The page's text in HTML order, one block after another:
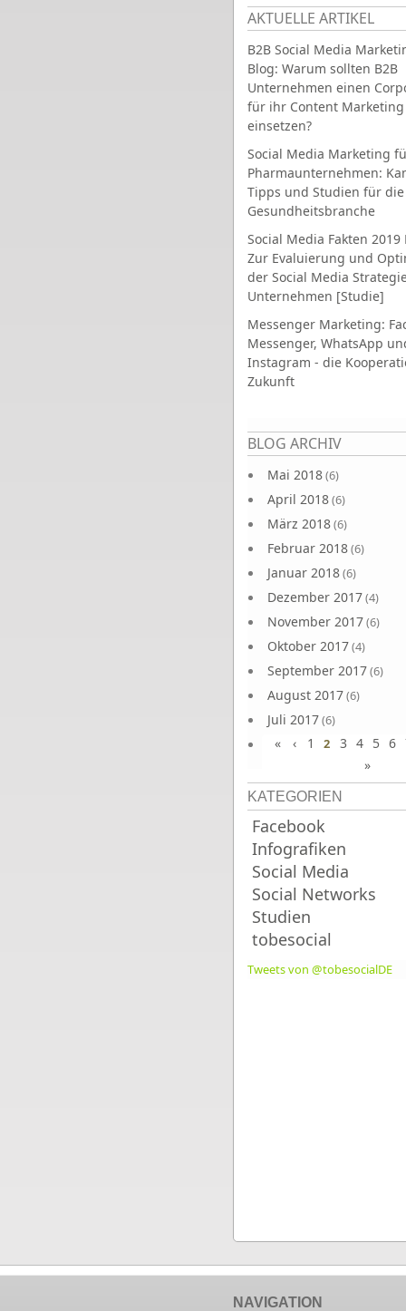
AKTUELLE ARTIKEL
B2B Social Media
Blog: Warum sollten B2B
Unternehmen einen
für ihr Content Marketing
einsetzen?
Social Media Marketing
Pharmaunternehmen:
Tipps und Studien für die
Gesundheitsbranche
Social Media Fakten 2019
Zur Evaluierung und
der Social Media
Unternehmen [Studie]
Messenger Marketing:
Messenger, WhatsApp
Instagram - die
Zukunft
BLOG ARCHIV
Mai 2018(6)
April 2018(6)
März 2018(6)
Februar 2018(6)
Januar 2018(6)
Dezember 2017(4)
November 2017(6)
Oktober 2017(4)
September 2017(6)
August 2017(6)
Juli 2017(6)
Juni 2017(6)
Seiten
« ‹ 1 2 3 4 5 6
»
KATEGORIEN
Facebook
Infografiken
Social Media
Social Networks
Studien
tobesocial
Tweets von @tobesocialDE
NAVIGATION